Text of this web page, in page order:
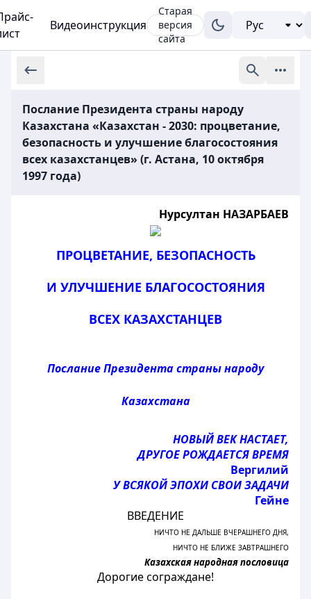
Видеоинструкция
Старая
версия
сайта
Послание Президента страны народу
Казахстана «Казахстан - 2030: процветание,
безопасность и улучшение благосостояния
всех казахстанцев» (г. Астана, 10 октября
1997 года)
Нурсултан НАЗАРБАЕВ
ПРОЦВЕТАНИЕ, БЕЗОПАСНОСТЬ
И УЛУЧШЕНИЕ БЛАГОСОСТОЯНИЯ
ВСЕХ КАЗАХСТАНЦЕВ
Послание Президента страны народу
Казахстана
НОВЫЙ ВЕК НАСТАЕТ,
ДРУГОЕ РОЖДАЕТСЯ ВРЕМЯ
Вергилий
У ВСЯКОЙ ЭПОХИ СВОИ ЗАДАЧИ
Гейне
ВВЕДЕНИЕ
НИЧТО НЕ ДАЛЬШЕ ВЧЕРАШНЕГО ДНЯ,
НИЧТО НЕ БЛИЖЕ ЗАВТРАШНЕГО
Казахская народная пословица
Дорогие сограждане!